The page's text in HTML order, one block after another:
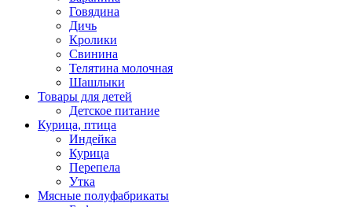
Говядина
Дичь
Кролики
Свинина
Телятина молочная
Шашлыки
Товары для детей
Детское питание
Курица, птица
Индейка
Курица
Перепела
Утка
Мясные полуфабрикаты